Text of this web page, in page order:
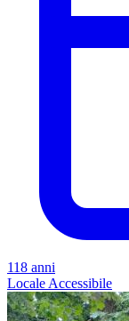
118 anni
Locale Accessibile